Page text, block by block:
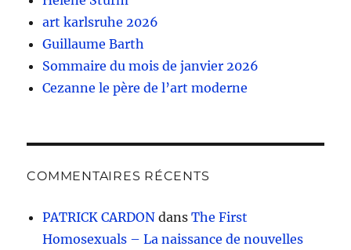
art karlsruhe 2026
Guillaume Barth
Sommaire du mois de janvier 2026
Cezanne le père de l’art moderne
COMMENTAIRES RÉCENTS
PATRICK CARDON dansThe First
Homosexuals – La naissance de nouvelles